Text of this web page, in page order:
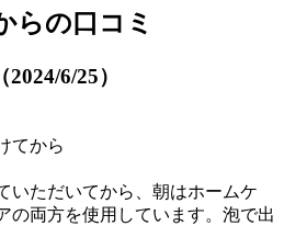
らの口コミ
6/25）
てから
いただいてから、朝はホームケ
の両方を使用しています。泡で出